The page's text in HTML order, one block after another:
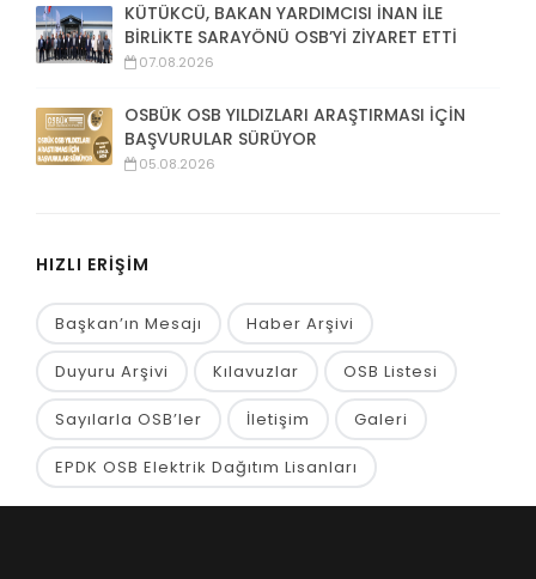
KÜTÜKCÜ, BAKAN YARDIMCISI İNAN İLE
BİRLİKTE SARAYÖNÜ OSB’Yİ ZİYARET ETTİ
07.08.2026
OSBÜK OSB YILDIZLARI ARAŞTIRMASI İÇİN
BAŞVURULAR SÜRÜYOR
05.08.2026
HIZLI ERİŞİM
Başkan’ın Mesajı Haber Arşivi
Duyuru Arşivi Kılavuzlar OSB Listesi
Sayılarla OSB’ler İletişim Galeri
EPDK OSB Elektrik Dağıtım Lisanları